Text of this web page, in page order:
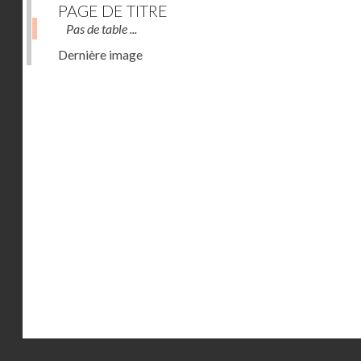
PAGE DE TITRE
Pas de table ...
Dernière image